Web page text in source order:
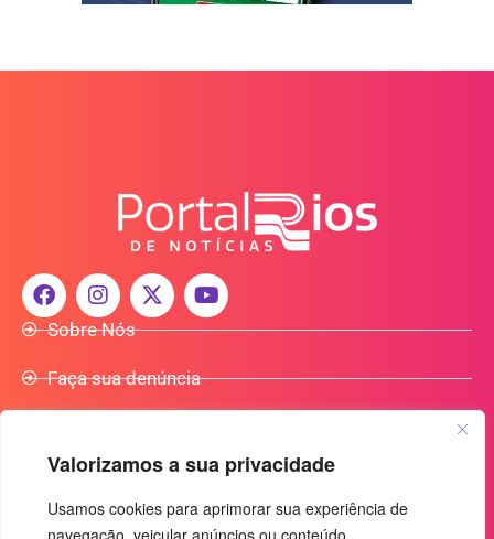
Valorizamos a sua privacidade
Usamos cookies para aprimorar sua experiência de
navegação, veicular anúncios ou conteúdo
Sobre Nós
Faça sua denúncia
Anuncie Conosco